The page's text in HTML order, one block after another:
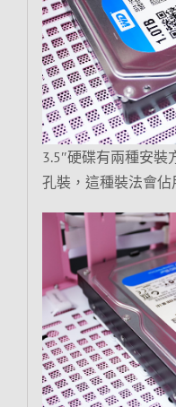
3.5″硬碟有兩種安裝
孔裝，這種裝法會佔